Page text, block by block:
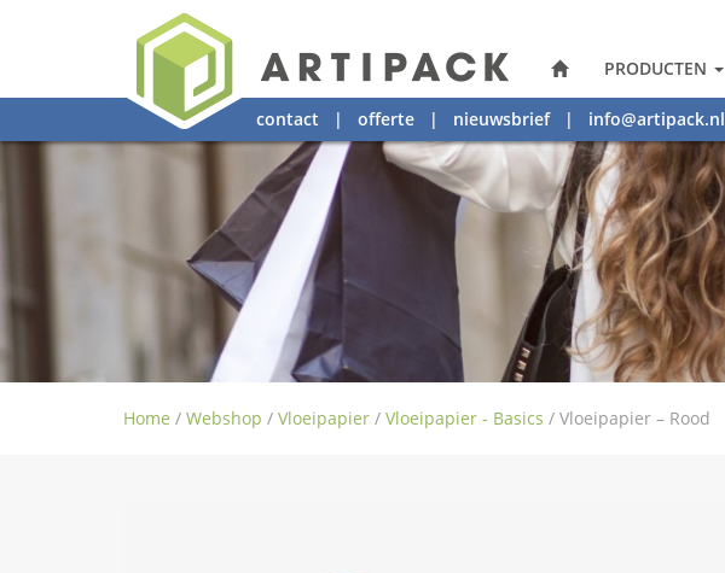
PRODUCTEN
contact | offerte | nieuwsbrief| info@artipack.nl
Home / Webshop / Vloeipapier / Vloeipapier - Basics / Vloeipapier – Rood